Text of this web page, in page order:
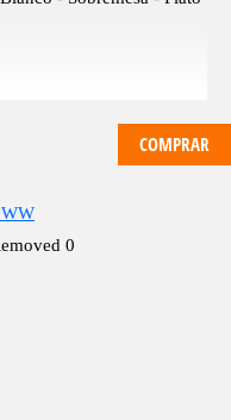
COMPRAR
0